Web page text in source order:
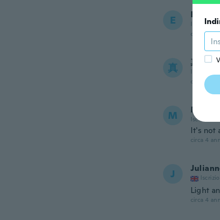
E Emma
Iscrizione
circa 4
真 真理
Iscrizione
circa 4
M Mantho
Iscrizione
It's not
circa 4
J
Light
circa 4